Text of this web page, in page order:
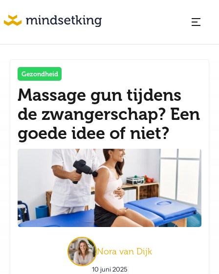
Gezondheid
Massage gun tijdens
de zwangerschap? Een
goede idee of niet?
Nora van Dijk
10 juni 2025